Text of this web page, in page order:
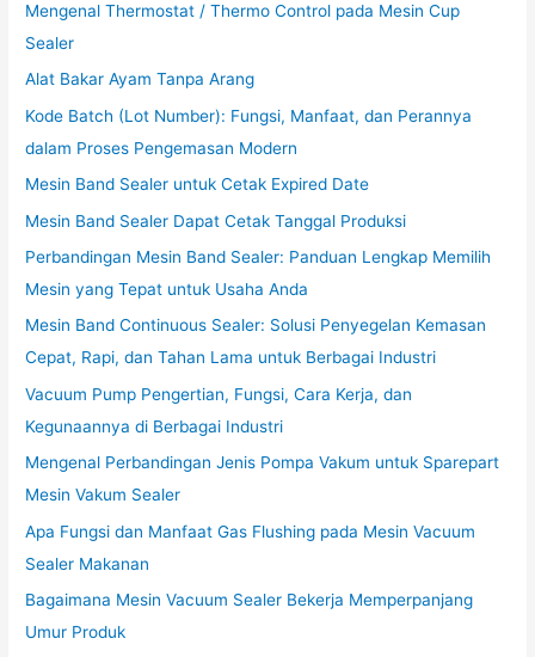
Mengenal Thermostat / Thermo Control pada Mesin Cup
Sealer
Alat Bakar Ayam Tanpa Arang
Kode Batch (Lot Number): Fungsi, Manfaat, dan Perannya
dalam Proses Pengemasan Modern
Mesin Band Sealer untuk Cetak Expired Date
Mesin Band Sealer Dapat Cetak Tanggal Produksi
Perbandingan Mesin Band Sealer: Panduan Lengkap Memilih
Mesin yang Tepat untuk Usaha Anda
Mesin Band Continuous Sealer: Solusi Penyegelan Kemasan
Cepat, Rapi, dan Tahan Lama untuk Berbagai Industri
Vacuum Pump Pengertian, Fungsi, Cara Kerja, dan
Kegunaannya di Berbagai Industri
Mengenal Perbandingan Jenis Pompa Vakum untuk Sparepart
Mesin Vakum Sealer
Apa Fungsi dan Manfaat Gas Flushing pada Mesin Vacuum
Sealer Makanan
Bagaimana Mesin Vacuum Sealer Bekerja Memperpanjang
Umur Produk